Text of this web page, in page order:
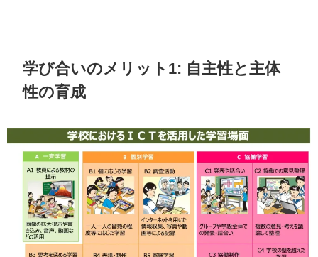
学び合いのメリット1: 自主性と主体
性の育成